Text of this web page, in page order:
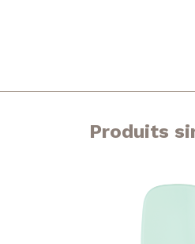
Produits